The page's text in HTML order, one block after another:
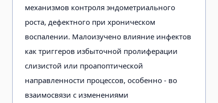
механизмов контроля эндометриального
роста, дефектного при хроническом
воспалении. Малоизучено влияние инфектов
как триггеров избыточной пролиферации
слизистой или проапоптической
направленности процессов, особенно - во
взаимосвязи с изменениями